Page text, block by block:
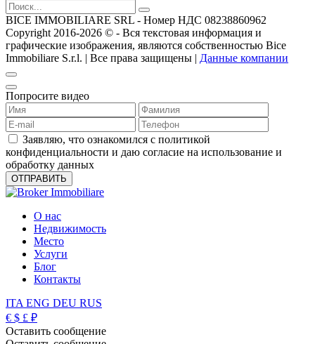
BICE IMMOBILIARE SRL - Номер НДС 08238860962
Copyright 2016-2026 ©️ - Вся текстовая информация и
графические изображения, являются собственностью Bice
Immobiliare S.r.l. | Все права защищены | Данные компании
Попросите видео
Заявляю, что ознакомился с политикой
конфиденциальности и даю согласие на использование и
обработку данных
О нас
Недвижимость
Место
Услуги
Блог
Контакты
ITA ENG DEU RUS
€ $ £ ₽
Оставить сообщение